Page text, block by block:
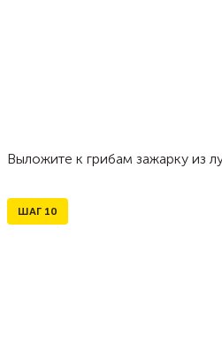
Выложите к грибам зажарку из
ШАГ 10